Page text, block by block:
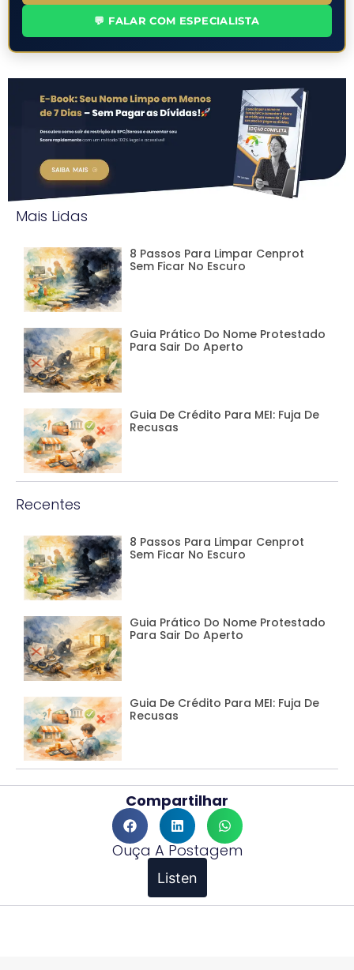
💬 FALAR COM ESPECIALISTA
Mais Lidas
8 Passos Para Limpar Cenprot
Sem Ficar No Escuro
Guia Prático Do Nome Protestado
Para Sair Do Aperto
Guia De Crédito Para MEI: Fuja De
Recusas
Recentes
8 Passos Para Limpar Cenprot
Sem Ficar No Escuro
Guia Prático Do Nome Protestado
Para Sair Do Aperto
Guia De Crédito Para MEI: Fuja De
Recusas
Compartilhar
Ouça A Postagem
Listen